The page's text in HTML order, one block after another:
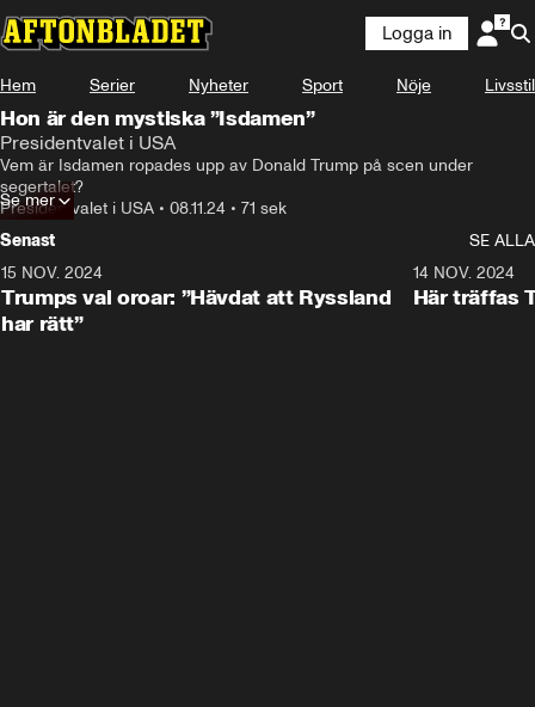
Logga in
Hem Serier Nyheter Sport Nöje Livsstil
Hon är den mystiska ”Isdamen”
Presidentvalet i USA
Vem är Isdamen ropades upp av Donald Trump på scen under
segertalet?
Presidentvalet i USA • 08.11.24 • 71 sek
Se mer
Senast
SE ALLA
15 NOV. 2024
Trumps val oroar: ”Hävdat att Ryssland
har rätt”
14 NOV. 2024
Här träffas